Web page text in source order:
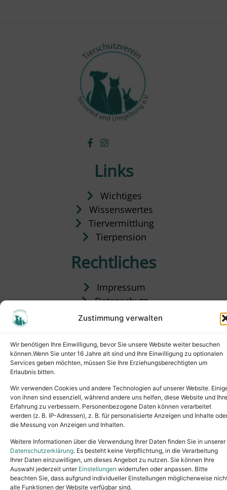
Zustimmung verwalten
Wir benötigen Ihre Einwilligung, bevor Sie unsere Website weiter besuchen
können.Wenn Sie unter 16 Jahre alt sind und Ihre Einwilligung zu optionalen
Services geben möchten, müssen Sie Ihre Erziehungsberechtigten um
Erlaubnis bitten.
Wir verwenden Cookies und andere Technologien auf unserer Website.
von ihnen sind essenziell, während andere uns helfen, diese Website und Ihre
Erfahrung zu verbessern. Personenbezogene Daten können verarbeitet
werden (z. B. IP-Adressen), z. B. für personalisierte Anzeigen und Inhalte
die Messung von Anzeigen und Inhalten.
Weitere Informationen über die Verwendung Ihrer Daten finden Sie in unserer
Datenschutzerklärung. Es besteht keine Verpflichtung, in die Verarbeitung
Ihrer Daten einzuwilligen, um dieses Angebot zu nutzen. Sie können Ihre
Auswahl jederzeit unter Einstellungen widerrufen oder anpassen. Bitte
beachten Sie, dass aufgrund individueller Einstellungen möglicherweise
alle Funktionen der Website verfügbar sind.
Links
Wichtiges
Wissenswertes
Tiervermittlung
Tierpension
Rechtliches
Impressum
Datenschutz
Satzung
Copyright © 2024. All rights reserved.
Tel.: (02631) 55356buero@tierheim-neuwied.de
Ludwigshof 1, 56567 Neuwied